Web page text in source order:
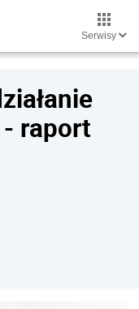
Serwisy
raport